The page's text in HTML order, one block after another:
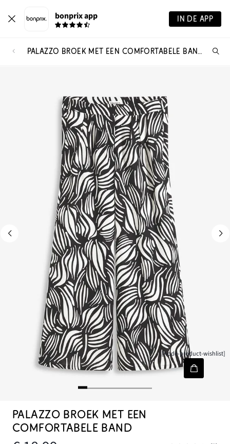
bonprix app IN DE APP
PALAZZO BROEK MET EEN COMFORTABELE BAND
[node-product-wishlist]
PALAZZO BROEK MET EEN
COMFORTABELE BAND